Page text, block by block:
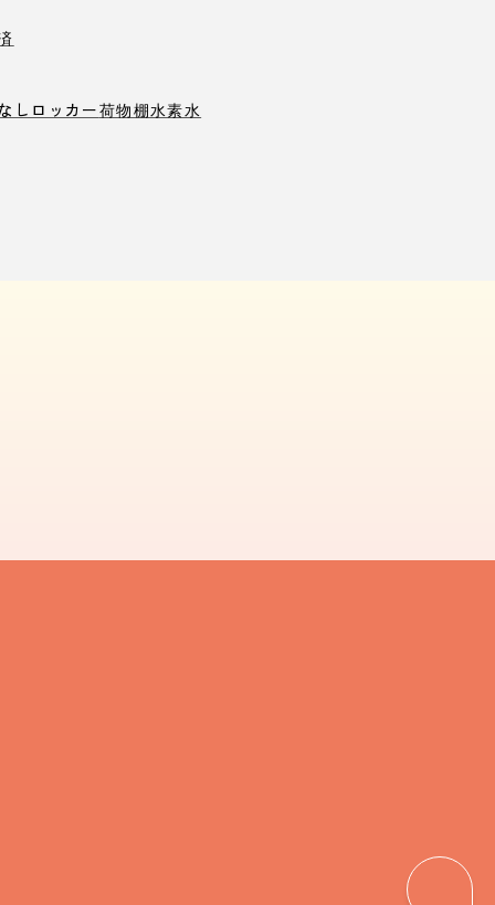
しロッカー荷物棚水素水